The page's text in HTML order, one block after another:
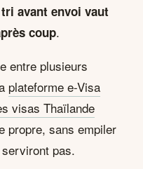
avant envoi vaut
coup.
entre plusieurs
plateforme e-Visa
visas Thaïlande
propre, sans empiler
pas.